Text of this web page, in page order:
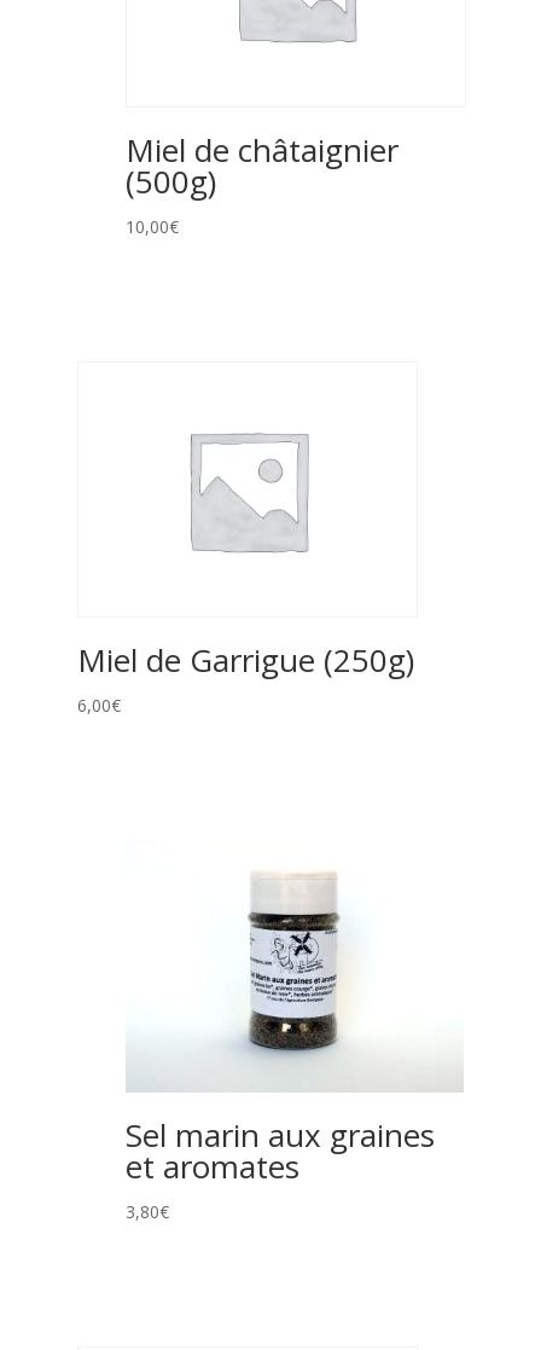
Miel de châtaignier
(500g)
10,00€
Miel de Garrigue (250g)
6,00€
Sel marin aux graines
et aromates
3,80€